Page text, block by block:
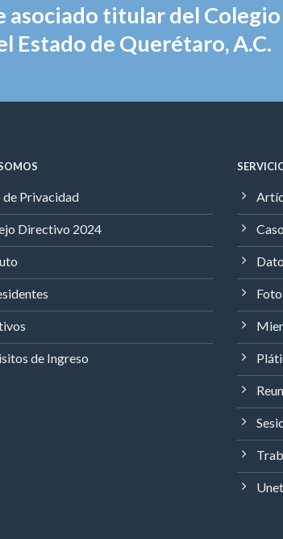
asociado titular del
Estado de Querétaro, A.C.
de Privacidad
Directivo 2024
de Ingreso